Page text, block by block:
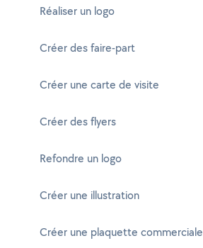
Réaliser un logo
Créer des faire-part
Créer une carte de visite
Créer des flyers
Refondre un logo
Créer une illustration
Créer une plaquette commerciale